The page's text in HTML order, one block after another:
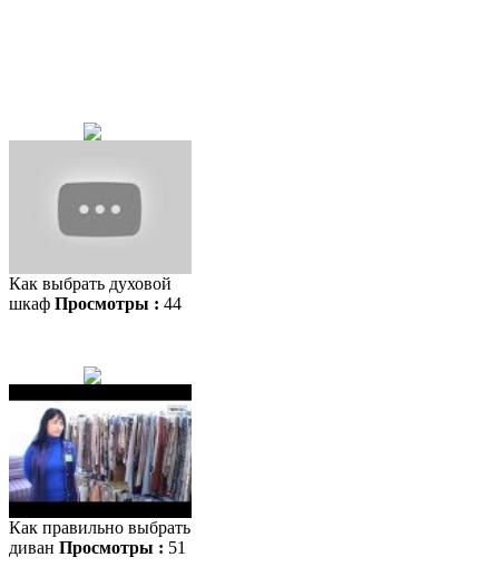
Как выбрать духовой
шкаф Просмотры : 44
Как правильно выбрать
диван Просмотры : 51